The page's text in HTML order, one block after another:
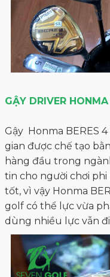
GẬY DRIVER
Gậy Honma BERES
gian được chế tạo
hàng đầu trong
tin cho người chơi
tốt, vì vậy Honma
golf có thể lực vừa
dùng nhiều lực vẫn